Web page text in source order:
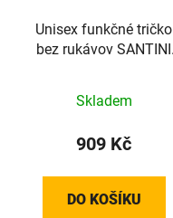
Unisex funkčné tričko
bez rukávov SANTINI
Skladem
909 Kč
DO KOŠÍKU